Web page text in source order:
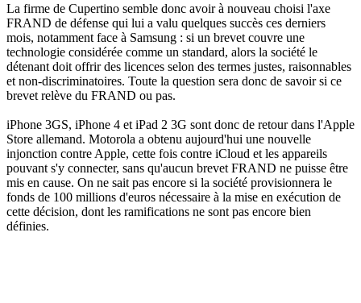
La firme de Cupertino semble donc avoir à nouveau choisi l'axe
FRAND de défense qui lui a valu quelques succès ces derniers
mois, notamment face à Samsung : si un brevet couvre une
technologie considérée comme un standard, alors la société le
détenant doit offrir des licences selon des termes justes, raisonnables
et non-discriminatoires. Toute la question sera donc de savoir si ce
brevet relève du FRAND ou pas.
iPhone 3GS, iPhone 4 et iPad 2 3G sont donc de retour dans l'Apple
Store allemand. Motorola a obtenu aujourd'hui une nouvelle
injonction contre Apple, cette fois contre iCloud et les appareils
pouvant s'y connecter, sans qu'aucun brevet FRAND ne puisse être
mis en cause. On ne sait pas encore si la société provisionnera le
fonds de 100 millions d'euros nécessaire à la mise en exécution de
cette décision, dont les ramifications ne sont pas encore bien
définies.